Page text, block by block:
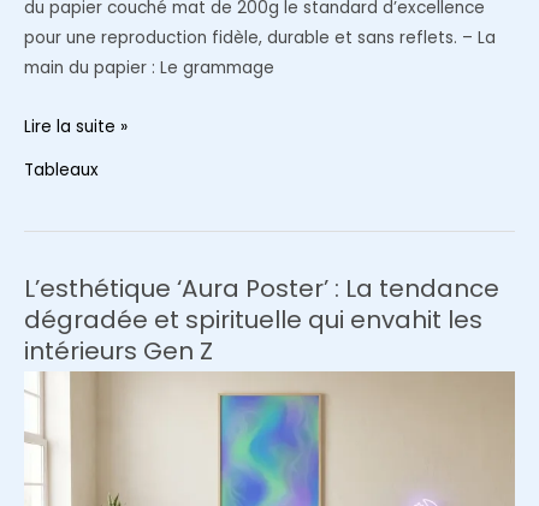
du papier couché mat de 200g le standard d’excellence
pour une reproduction fidèle, durable et sans reflets. – La
main du papier : Le grammage
Pourquoi
couché
mat
pour
ses
affiches
Lire la suite »
Tableaux
L’esthétique ‘Aura Poster’ : La tendance
dégradée et spirituelle qui envahit les
intérieurs Gen Z